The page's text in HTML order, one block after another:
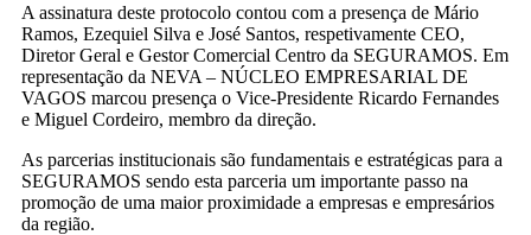
A assinatura deste protocolo contou com a presença de Mário
Ramos, Ezequiel Silva e José Santos, respetivamente CEO,
Diretor Geral e Gestor Comercial Centro da SEGURAMOS. Em
representação da NEVA – NÚCLEO EMPRESARIAL DE
VAGOS marcou presença o Vice-Presidente Ricardo Fernandes
e Miguel Cordeiro, membro da direção.
As parcerias institucionais são fundamentais e estratégicas para a
SEGURAMOS sendo esta parceria um importante passo na
promoção de uma maior proximidade a empresas e empresários
da região.